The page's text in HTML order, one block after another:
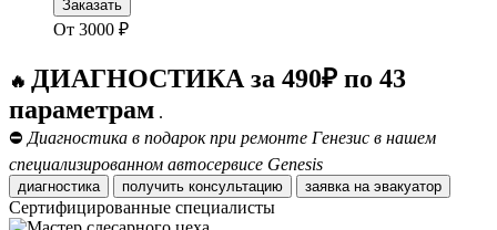
Заказать
От 3000 ₽
🔥 ДИАГНОСТИКА за 490₽ по 43
параметрам .
⛔ Диагностика в подарок при ремонте Генезис в нашем
специализированном автосервисе Genesis
диагностика получить консультацию заявка на эвакуатор
Сертифицированные специалисты